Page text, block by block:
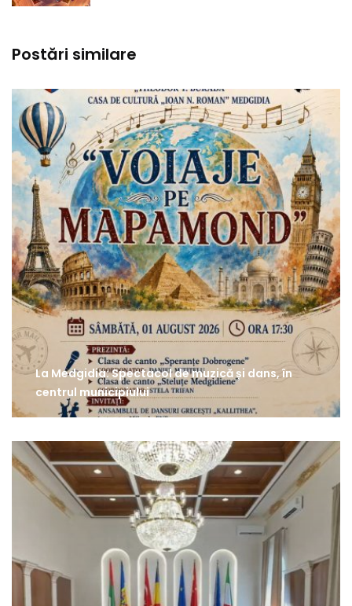
Postări similare
La Medgidia: Spectacol de muzică și dans, în
centrul municipiului